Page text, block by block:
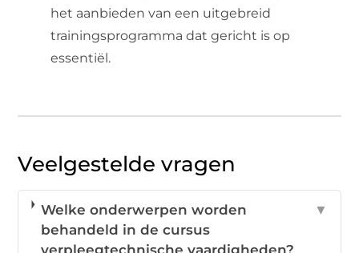
het aanbieden van een uitgebreid
trainingsprogramma dat gericht is op
essentiël.
Veelgestelde vragen
Welke onderwerpen worden
behandeld in de cursus
verpleegtechnische vaardigheden?
▼